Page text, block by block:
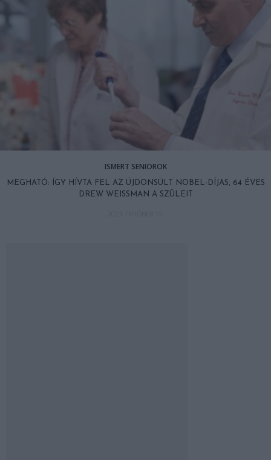
ISMERT SENIOROK
MEGHATÓ: ÍGY HÍVTA FEL AZ ÚJDONSÜLT NOBEL-DÍJAS, 64 ÉVES
DREW WEISSMAN A SZÜLEIT